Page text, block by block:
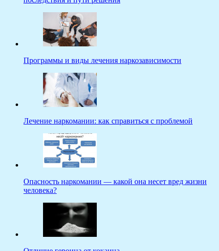
Программы и виды лечения наркозависимости
Лечение наркомании: как справиться с проблемой
Опасность наркомании — какой она несет вред жизни
человека?